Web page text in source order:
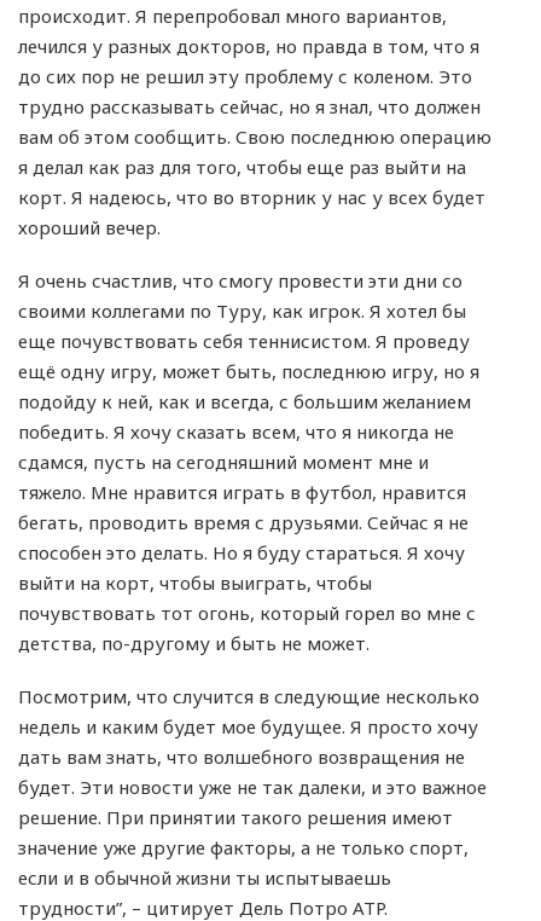
происходит. Я перепробовал много вариантов,
лечился у разных докторов, но правда в том, что я
до сих пор не решил эту проблему с коленом. Это
трудно рассказывать сейчас, но я знал, что должен
вам об этом сообщить. Свою последнюю операцию
я делал как раз для того, чтобы еще раз выйти на
корт. Я надеюсь, что во вторник у нас у всех будет
хороший вечер.
Я очень счастлив, что смогу провести эти дни со
своими коллегами по Туру, как игрок. Я хотел бы
еще почувствовать себя теннисистом. Я проведу
ещё одну игру, может быть, последнюю игру, но я
подойду к ней, как и всегда, с большим желанием
победить. Я хочу сказать всем, что я никогда не
сдамся, пусть на сегодняшний момент мне и
тяжело. Мне нравится играть в футбол, нравится
бегать, проводить время с друзьями. Сейчас я не
способен это делать. Но я буду стараться. Я хочу
выйти на корт, чтобы выиграть, чтобы
почувствовать тот огонь, который горел во мне с
детства, по-другому и быть не может.
Посмотрим, что случится в следующие несколько
недель и каким будет мое будущее. Я просто хочу
дать вам знать, что волшебного возвращения не
будет. Эти новости уже не так далеки, и это важное
решение. При принятии такого решения имеют
значение уже другие факторы, а не только спорт,
если и в обычной жизни ты испытываешь
трудности”, – цитирует Дель Потро ATP.